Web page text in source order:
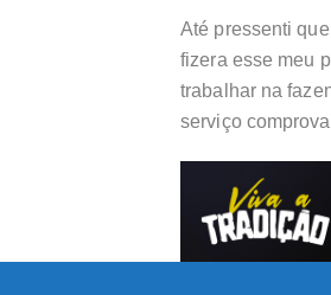
Até pressenti
fizera esse meu
trabalhar na
serviço